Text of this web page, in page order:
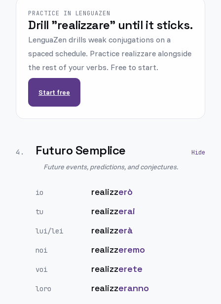
PRACTICE IN LENGUAZEN
Drill "realizzare" until it sticks.
LenguaZen drills weak conjugations on a
spaced schedule. Practice realizzare alongside
the rest of your verbs. Free to start.
Start free
4 . Futuro Semplice
Future events, predictions, and conjectures.
io realizzerò
tu realizzerai
lui/lei realizzerà
noi realizzeremo
voi realizzerete
loro realizzeranno